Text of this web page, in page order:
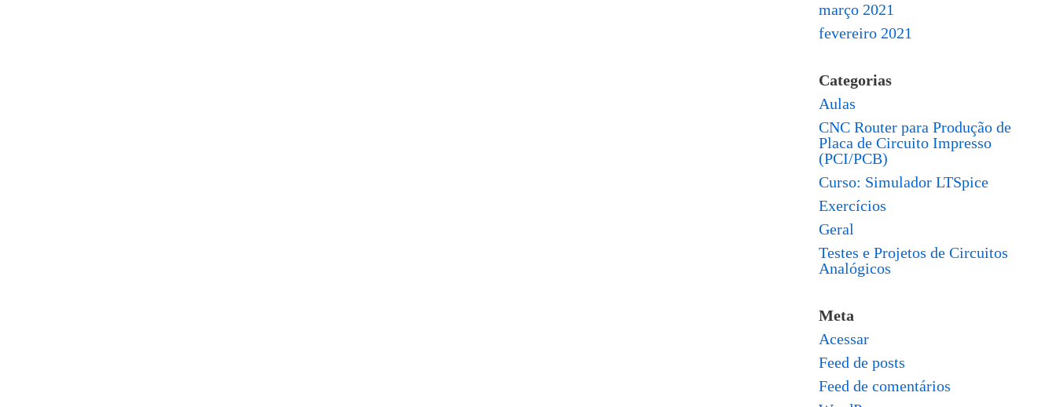
março 2021
fevereiro 2021
Categorias
Aulas
CNC Router para Produção de
Placa de Circuito Impresso
(PCI/PCB)
Curso: Simulador LTSpice
Exercícios
Geral
Testes e Projetos de Circuitos
Analógicos
Meta
Acessar
Feed de posts
Feed de comentários